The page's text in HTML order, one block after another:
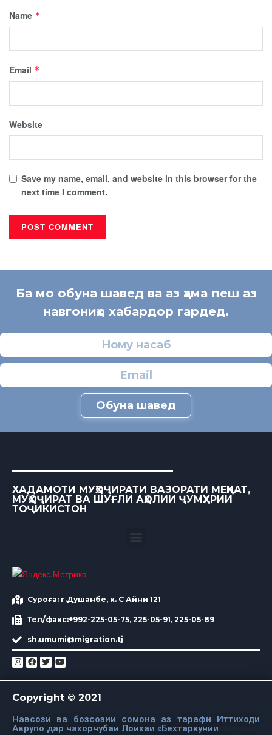
Name *
Email *
Website
Save my name, email, and website in this browser for the
next time I comment.
Ба мо обуна шавед ва аз ҳама пеш аз
навгониҳо хабардор гардед.
Обуна шавед
ХАДАМОТИ МУҲОҶИРАТИ ВАЗОРАТИ МЕҲНАТ,
МУҲОҶИРАТ ВА ШУҒЛИ АҲОЛИИ ҶУМҲУРИИ
ТОҶИКИСТОН
Суроға: г.Душанбе, к. С Айни 121
Тел/факс:+992-225-05-75, 225-05-91, 225-05-89
sh.umumi@migration.tj
Copyright © 2021
Навсози ва бозсозии сомона аз тарафи Иттиходи
Аврупо дар чахорчубаи Лоихаи «Бехтаркунии